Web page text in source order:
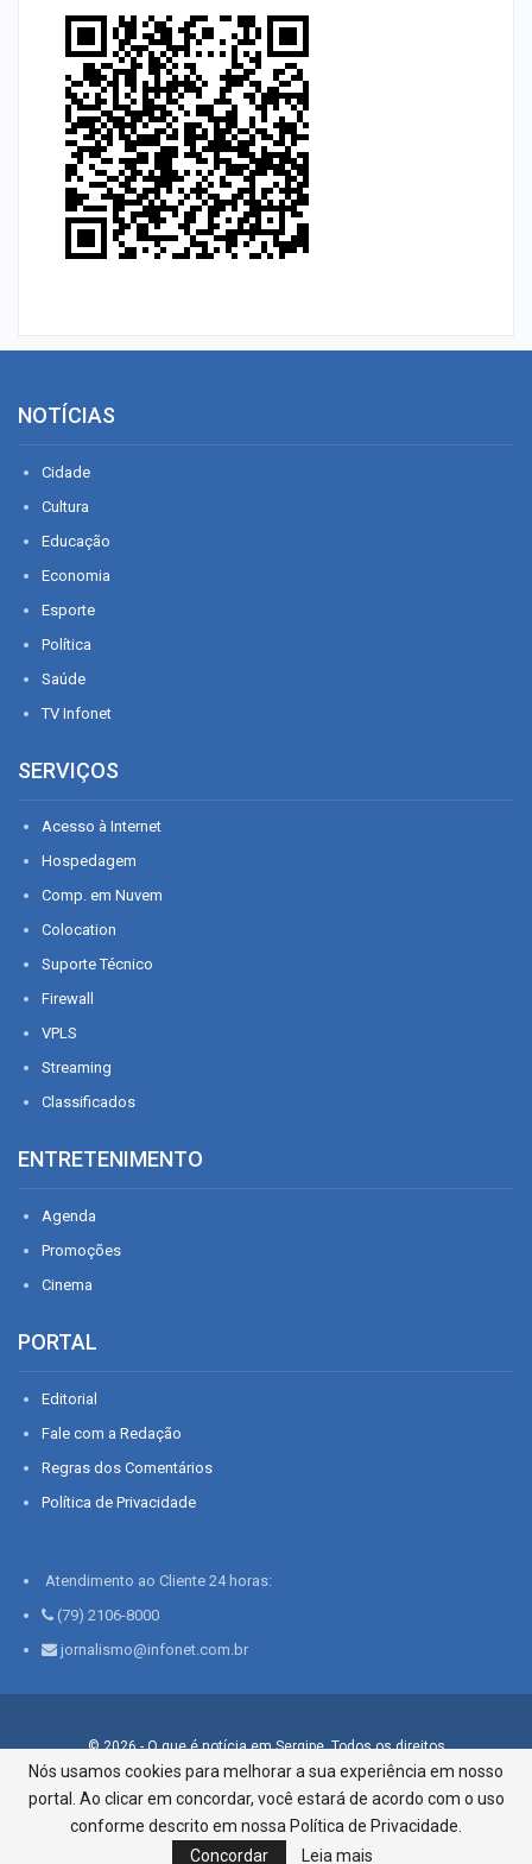
NOTÍCIAS
Cidade
Cultura
Educação
Economia
Esporte
Política
Saúde
TV Infonet
SERVIÇOS
Acesso à Internet
Hospedagem
Comp. em Nuvem
Colocation
Suporte Técnico
Firewall
VPLS
Streaming
Classificados
ENTRETENIMENTO
Agenda
Promoções
Cinema
PORTAL
Editorial
Fale com a Redação
Regras dos Comentários
Política de Privacidade
Atendimento ao Cliente 24 horas:
(79) 2106-8000
jornalismo@infonet.com.br
© 2026 - O que é notícia em Sergipe. Todos os direitos
reservados.
Infonet - Rua Monsenhor Silveira 276, Bairro São José |
Aracaju-SE, CEP 49015-030, Fone: 79.2106.8000 - CI Centro de
Informações LTDA
Nós usamos cookies para melhorar a sua experiência em nosso
portal. Ao clicar em concordar, você estará de acordo com o uso
conforme descrito em nossa Política de Privacidade.
Concordar
Leia mais